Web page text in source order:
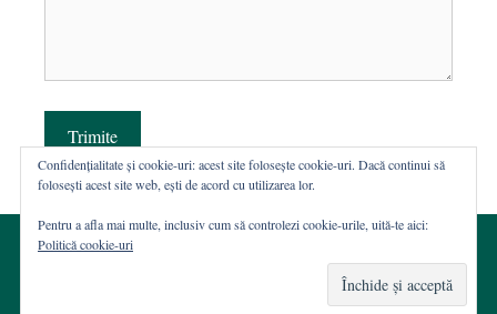
Trimite
Web hosting şi dezvoltare Wordpress:
Casa de WEB
Confidențialitate și cookie-uri: acest site folosește cookie-uri. Dacă continui să
folosești acest site web, ești de acord cu utilizarea lor.
Pentru a afla mai multe, inclusiv cum să controlezi cookie-urile, uită-te aici:
Politică cookie-uri